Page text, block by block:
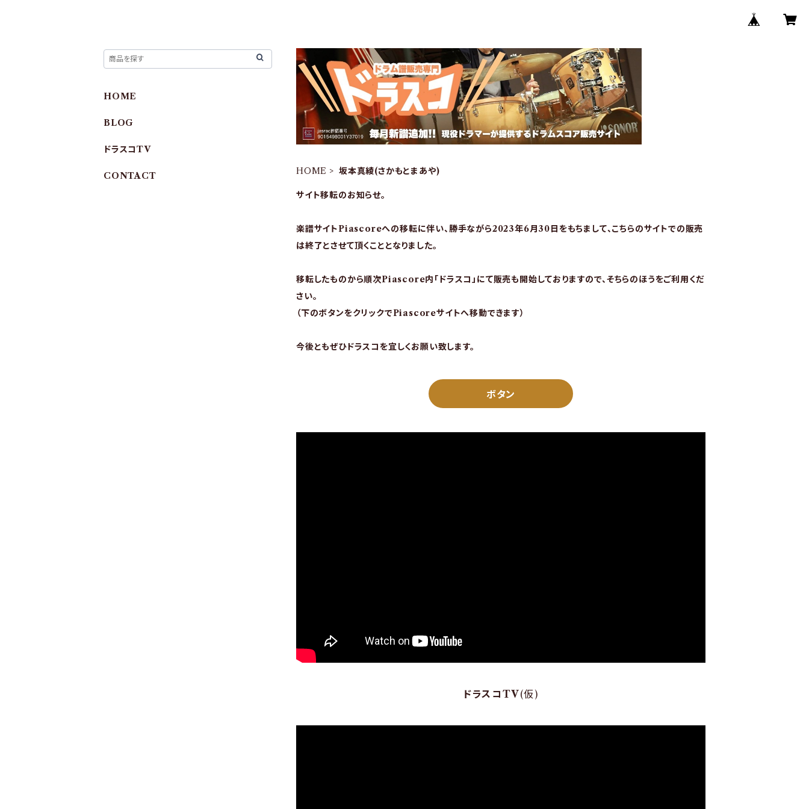
HOME 坂本真綾(さかもとまあや)
サイト移転のお知らせ。
楽譜サイトPiascoreへの移転に伴い、勝手ながら2023年6月30日をもちまして、こちらのサイトでの販売
は終了とさせて頂くこととなりました。
移転したものから順次Piascore内「ドラスコ」にて販売も開始しておりますので、そちらのほうをご利用くだ
さい。
（下のボタンをクリックでPiascoreサイトへ移動できます）
今後ともぜひドラスコを宜しくお願い致します。
ボタン
ドラスコTV(仮)
HOME
BLOG
ドラスコTV
CONTACT